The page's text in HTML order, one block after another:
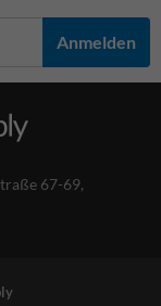
Anmelden
67-69,